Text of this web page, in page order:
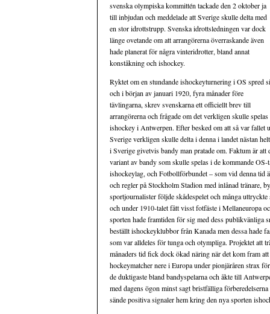
svenska olympiska kommittén tackade den 2 oktober ja
till inbjudan och meddelade att Sverige skulle delta med
en stor idrottstrupp. Svenska idrottsledningen var dock
länge ovetande om att arrangörerna överraskande även
hade planerat för några vinteridrotter, bland annat
konståkning och ishockey.
Ryktet om en stundande ishockeyturnering i OS spred
och i början av januari 1920, fyra månader före
tävlingarna, skrev svenskarna ett officiellt brev till
arrangörerna och frågade om det verkligen skulle spelas
ishockey i Antwerpen. Efter besked om att så var fallet
Sverige verkligen skulle delta i denna i landet nästan
i Sverige givetvis bandy man pratade om. Faktum är
variant av bandy som skulle spelas i de kommande
ishockeylag, och Fotbollförbundet – som vid denna tid
och regler på Stockholm Stadion med inlånad tränare,
sportjournalister följde skådespelet och många
och under 1910-talet fått visst fotfäste i Mellaneuropa
sporten hade framtiden för sig med dess publikvänliga
beställt ishockeyklubbor från Kanada men dessa hade
som var alldeles för tunga och otympliga. Projektet att
månaders tid fick dock ökad näring när det kom fram
hockeymatcher nere i Europa under pionjäråren strax
de duktigaste bland bandyspelarna och åkte till
med dagens ögon minst sagt bristfälliga
sände positiva signaler hem kring den nya sporten